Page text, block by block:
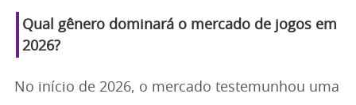
Qual gênero dominará o mercado de jogos em
2026?
No início de 2026, o mercado testemunhou uma